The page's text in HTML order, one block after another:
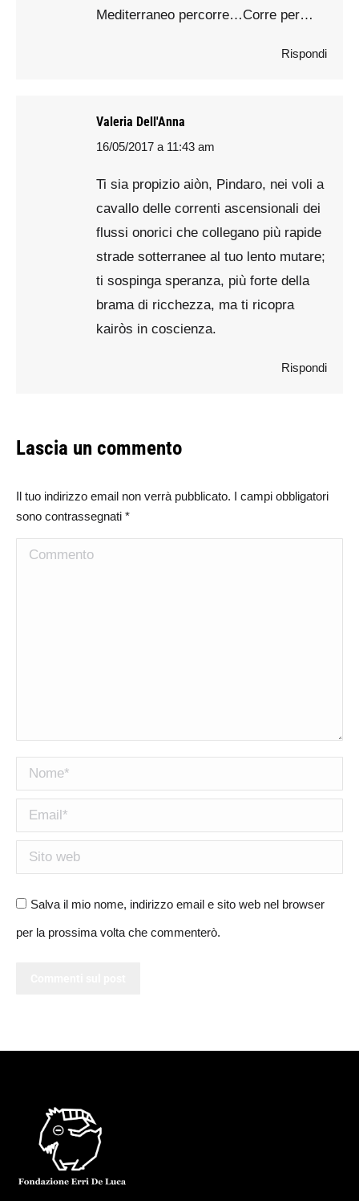
Mediterraneo percorre…Corre per…
Rispondi
Valeria Dell'Anna
says:
16/05/2017 a 11:43 am
Ti sia propizio aiòn, Pindaro, nei voli a
cavallo delle correnti ascensionali dei
flussi onorici che collegano più rapide
strade sotterranee al tuo lento mutare;
ti sospinga speranza, più forte della
brama di ricchezza, ma ti ricopra
kairòs in coscienza.
Rispondi
Lascia un commento
Il tuo indirizzo email non verrà pubblicato. I campi obbligatori
sono contrassegnati *
Commento
Nome *
Email *
Sito web
Salva il mio nome, indirizzo email e sito web nel browser
per la prossima volta che commenterò.